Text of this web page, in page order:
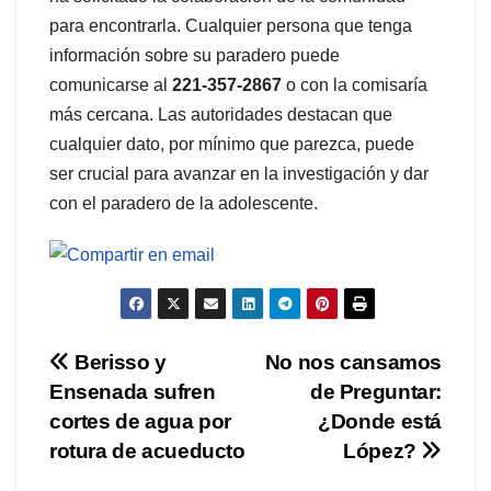
para encontrarla. Cualquier persona que tenga
información sobre su paradero puede
comunicarse al 221-357-2867 o con la comisaría
más cercana. Las autoridades destacan que
cualquier dato, por mínimo que parezca, puede
ser crucial para avanzar en la investigación y dar
con el paradero de la adolescente.
Navegación
de
entradas
No nos cansamos
de Preguntar:
¿Donde está
López?
Berisso y
Ensenada sufren
cortes de agua por
rotura de acueducto